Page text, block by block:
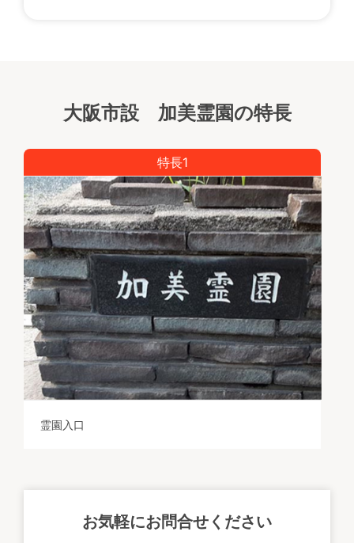
注）申込みに際しては、当選されたのち親族等の了解
がとれないなどの理由から、辞退される方もおられま
墓地の使用許可日より年数が経たれている方は、墓石
の施工をお考えかと思います。
ぜひ、この機会にお考え下さい。
大阪市設 加美霊園の特長
特長1
霊園入口
お気軽にお問合せください